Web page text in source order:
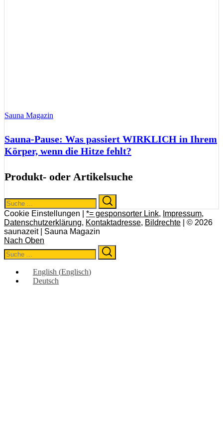
Sauna Magazin
Sauna-Pause: Was passiert WIRKLICH in Ihrem
Körper, wenn die Hitze fehlt?
Produkt- oder Artikelsuche
Search
for:
Cookie Einstellungen | *= gesponsorter Link, Impressum,
Datenschutzerklärung, Kontaktadresse, Bildrechte | © 2026
saunazeit | Sauna Magazin
Nach Oben
Search
for:
English (Englisch)
Deutsch